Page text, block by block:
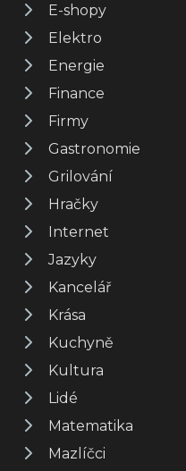
E-shopy
Elektro
Energie
Finance
Firmy
Gastronomie
Grilování
Hračky
Internet
Jazyky
Kancelář
Krása
Kuchyně
Kultura
Lidé
Matematika
Mazlíčci